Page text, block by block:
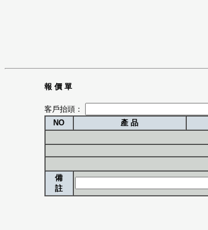
報 價 單
客戶抬頭：
NO
產 品
備
註